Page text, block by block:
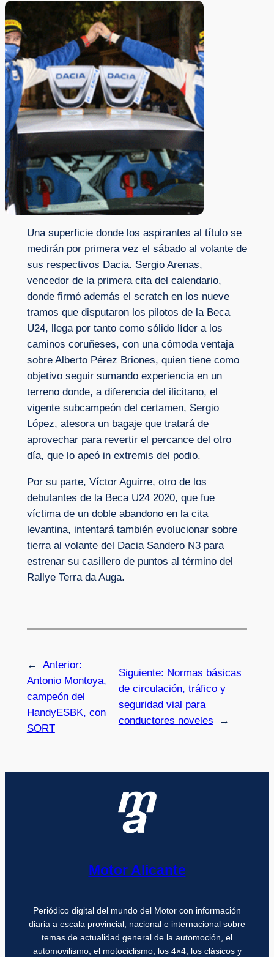
Una superficie donde los aspirantes al título se
medirán por primera vez el sábado al volante de
sus respectivos Dacia. Sergio Arenas,
vencedor de la primera cita del calendario,
donde firmó además el scratch en los nueve
tramos que disputaron los pilotos de la Beca
U24, llega por tanto como sólido líder a los
caminos coruñeses, con una cómoda ventaja
sobre Alberto Pérez Briones, quien tiene como
objetivo seguir sumando experiencia en un
terreno donde, a diferencia del ilicitano, el
vigente subcampeón del certamen, Sergio
López, atesora un bagaje que tratará de
aprovechar para revertir el percance del otro
día, que lo apeó in extremis del podio.
Por su parte, Víctor Aguirre, otro de los
debutantes de la Beca U24 2020, que fue
víctima de un doble abandono en la cita
levantina, intentará también evolucionar sobre
tierra al volante del Dacia Sandero N3 para
estrenar su casillero de puntos al término del
Rallye Terra da Auga.
←
Anterior:
Antonio Montoya,
campeón del
HandyESBK, con
SORT
Siguiente: Normas básicas
de circulación, tráfico y
seguridad vial para
conductores noveles
→
Motor Alicante
Periódico digital del mundo del Motor con información
diaria a escala provincial, nacional e internacional sobre
temas de actualidad general de la automoción, el
automovilismo, el motociclismo, los 4×4, los clásicos y